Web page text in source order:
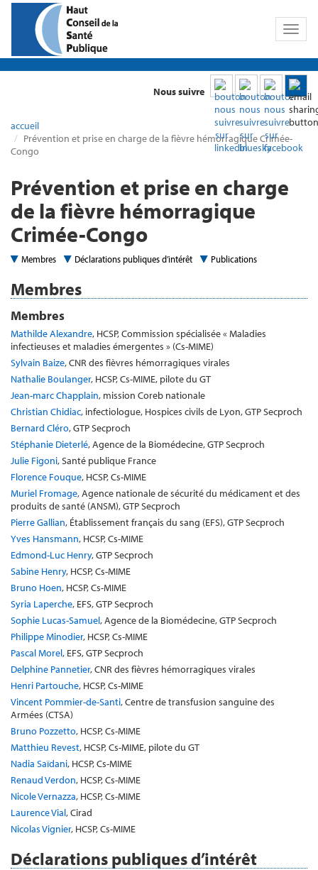
Toggle
Nous suivre
accueil
Prévention et prise en charge de la fièvre hémorragique Crimée-
Congo
Prévention et prise en charge
de la fièvre hémorragique
Crimée-Congo
Membres Déclarations publiques d’intérêt Publications
Membres
Membres
Mathilde Alexandre, HCSP, Commission spécialisée « Maladies
infectieuses et maladies émergentes » (Cs-MIME)
Sylvain Baize, CNR des fièvres hémorragiques virales
Nathalie Boulanger, HCSP, Cs-MIME, pilote du GT
Jean-marc Chapplain, mission Coreb nationale
Christian Chidiac, infectiologue, Hospices civils de Lyon, GTP Secproch
Bernard Cléro, GTP Secproch
Stéphanie Dieterlé, Agence de la Biomédecine, GTP Secproch
Julie Figoni, Santé publique France
Florence Fouque, HCSP, Cs-MIME
Muriel Fromage, Agence nationale de sécurité du médicament et des
produits de santé (ANSM), GTP Secproch
Pierre Gallian, Établissement français du sang (EFS), GTP Secproch
Yves Hansmann, HCSP, Cs-MIME
Edmond-Luc Henry, GTP Secproch
Sabine Henry, HCSP, Cs-MIME
Bruno Hoen, HCSP, Cs-MIME
Syria Laperche, EFS, GTP Secproch
Sophie Lucas-Samuel, Agence de la Biomédecine, GTP Secproch
Philippe Minodier, HCSP, Cs-MIME
Pascal Morel, EFS, GTP Secproch
Delphine Pannetier, CNR des fièvres hémorragiques virales
Henri Partouche, HCSP, Cs-MIME
Vincent Pommier-de-Santi, Centre de transfusion sanguine des
Armées (CTSA)
Bruno Pozzetto, HCSP, Cs-MIME
Matthieu Revest, HCSP, Cs-MIME, pilote du GT
Nadia Saïdani, HCSP, Cs-MIME
Renaud Verdon, HCSP, Cs-MIME
Nicole Vernazza, HCSP, Cs-MIME
Laurence Vial, Cirad
Nicolas Vignier, HCSP, Cs-MIME
Déclarations publiques d’intérêt